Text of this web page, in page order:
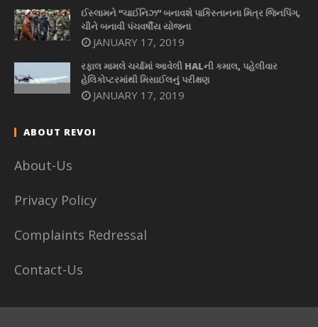
ઈસ્લામને “ચાઈનિઝ” બનાવશે પાકિસ્તાનના મિત્ર જિનપિંગ,
ચીને બનાવી પંચવર્ષીય યોજના
JANUARY 17, 2019
રફાલ મામલે ચર્ચામાં આવેલી HALની કમાલ, પહેલીવાર
હેલિકોપ્ટરમાંથી મિસાઈલનું પરીક્ષણ
JANUARY 17, 2019
ABOUT REVOI
About-Us
Privacy Policy
Complaints Redressal
Contact-Us